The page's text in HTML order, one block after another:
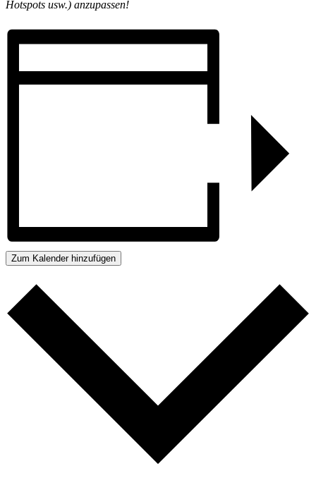
Hotspots usw.) anzupassen!
Zum Kalender hinzufügen